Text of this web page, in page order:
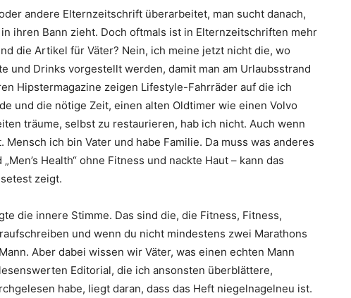
andere Elternzeitschrift überarbeitet, man sucht danach,
ihren Bann zieht. Doch oftmals ist in Elternzeitschriften mehr
die Artikel für Väter? Nein, ich meine jetzt nicht die, wo
und Drinks vorgestellt werden, damit man am Urlaubsstrand
Hipstermagazine zeigen Lifestyle-Fahrräder auf die ich
und die nötige Zeit, einen alten Oldtimer wie einen Volvo
träume, selbst zu restaurieren, hab ich nicht. Auch wenn
ich bin Vater und habe Familie. Da muss was anderes
Health“ ohne Fitness und nackte Haut – kann das
zeigt.
die innere Stimme. Das sind die, die Fitness, Fitness,
und wenn du nicht mindestens zwei Marathons
Aber dabei wissen wir Väter, was einen echten Mann
Editorial, die ich ansonsten überblättere,
habe, liegt daran, dass das Heft niegelnagelneu ist.